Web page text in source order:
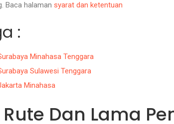
Baca halaman syarat dan ketentuan
:
Minahasa Tenggara
Sulawesi Tenggara
Minahasa
Dan Lama